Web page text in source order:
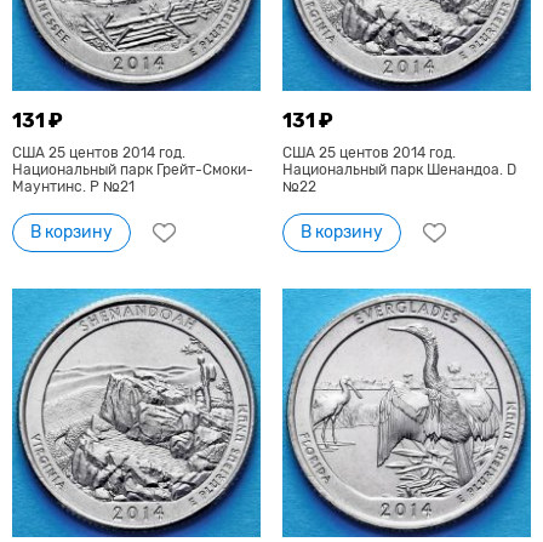
131 ₽
США 25 центов 2014 год.
Национальный парк Грейт-Смоки-
Маунтинс. Р №21
В корзину
131 ₽
США 25 центов 2014 год.
Национальный парк Шенандоа. D
№22
В корзину